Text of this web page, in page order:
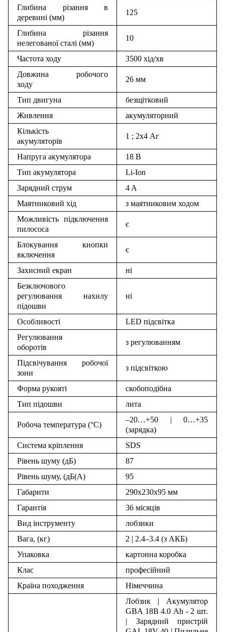
Глибина різання в
деревині (мм)
125
Глибина різання
нелегованої сталі (мм)
10
Частота ходу
3500 хід/хв
Довжина робочого
ходу
26 мм
Тип двигуна
безщітковий
Живлення
акумуляторний
Кількість
акумуляторів
1 ; 2х4 Аг
Напруга акумулятора
18 В
Тип акумулятора
Li-Ion
Зарядний струм
4 A
Маятниковий хід
з маятниковим ходом
Можливість підключення
пилососа
є
Блокування кнопки
включення
є
Захисний екран
ні
Безключового
регулювання нахилу
підошви
ні
Особливості
LED підсвітка
Регулювання
оборотів
з регулюванням
Підсвічування робочої
зони
з підсвіткою
Форма рукояті
скобоподібна
Тип підошви
лита
Робоча температура (°С)
–20…+50 | 0…+35
(зарядка)
Система кріплення
SDS
Рівень шуму (дБ)
87
Рівень шуму, (дБ(A)
95
Габарити
290х230х95 мм
Гарантія
36 місяців
Вид інструменту
лобзики
Вага, (кг)
2 | 2.4–3.4 (з АКБ)
Упаковка
картонна коробка
Клас
професійний
Країна походження
Німеччина
Лобзик | Акумулятор
GBA 18В 4.0 Ah - 2 шт.
| Зарядний пристрій